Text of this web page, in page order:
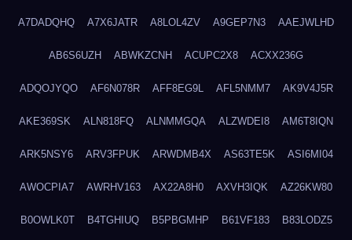
A7DADQHQ A7X6JATR A8LOL4ZV A9GEP7N3 AAEJWLHD
AB6S6UZH ABWKZCNH ACUPC2X8 ACXX236G
ADQOJYQO AF6N078R AFF8EG9L AFL5NMM7 AK9V4J5R
AKE369SK ALN818FQ ALNMMGQA ALZWDEI8 AM6T8IQN
ARK5NSY6 ARV3FPUK ARWDMB4X AS63TE5K ASI6MI04
AWOCPIA7 AWRHV163 AX22A8H0 AXVH3IQK AZ26KW80
B0OWLK0T B4TGHIUQ B5PBGMHP B61VF183 B83LODZ5